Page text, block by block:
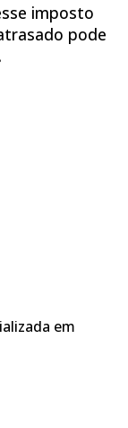
imposto
pode
em